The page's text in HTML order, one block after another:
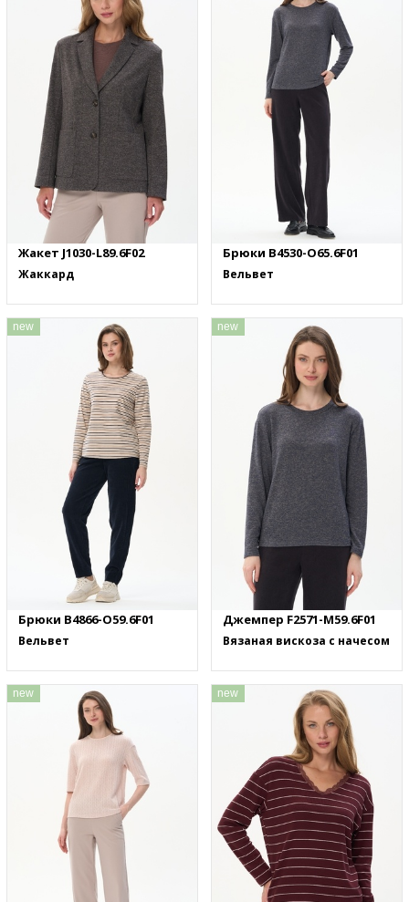
Жакет J1030-L89.6F02
Жаккард
Брюки B4530-O65.6F01
Вельвет
new
Брюки B4866-O59.6F01
Вельвет
new
Джемпер F2571-M59.6F01
Вязаная вискоза с начесом
new new